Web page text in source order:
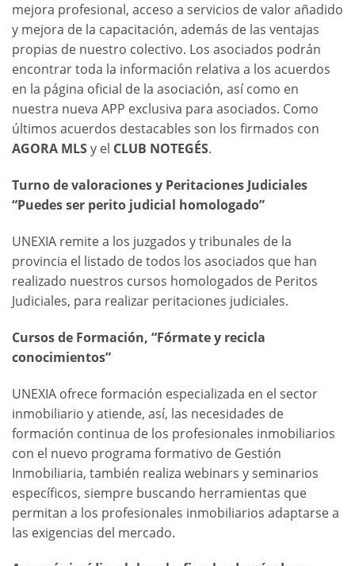
mejora profesional, acceso a servicios de valor añadido
y mejora de la capacitación, además de las ventajas
propias de nuestro colectivo. Los asociados podrán
encontrar toda la información relativa a los acuerdos
en la página oficial de la asociación, así como en
nuestra nueva APP exclusiva para asociados. Como
últimos acuerdos destacables son los firmados con
AGORA MLSy el CLUB NOTEGÉS.
Turno de valoraciones y Peritaciones Judiciales
“Puedes ser perito judicial homologado”
UNEXIA remite a los juzgados y tribunales de la
provincia el listado de todos los asociados que han
realizado nuestros cursos homologados de Peritos
Judiciales, para realizar peritaciones judiciales.
Cursos de Formación, “Fórmate y recicla
conocimientos”
UNEXIA ofrece formación especializada en el sector
inmobiliario y atiende, así, las necesidades de
formación continua de los profesionales inmobiliarios
con el nuevo programa formativo de Gestión
Inmobiliaria, también realiza webinars y seminarios
específicos, siempre buscando herramientas que
permitan a los profesionales inmobiliarios adaptarse a
las exigencias del mercado.